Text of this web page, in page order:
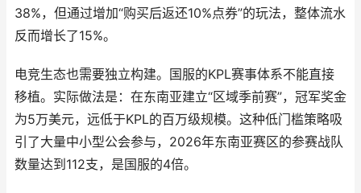
38%，但通过增加“购买后返还10%点券”的玩法，整体流水
反而增长了15%。
电竞生态也需要独立构建。国服的KPL赛事体系不能直接
移植。实际做法是：在东南亚建立“区域季前赛”，冠军奖金
为5万美元，远低于KPL的百万级规模。这种低门槛策略吸
引了大量中小型公会参与，2026年东南亚赛区的参赛战队
数量达到112支，是国服的4倍。